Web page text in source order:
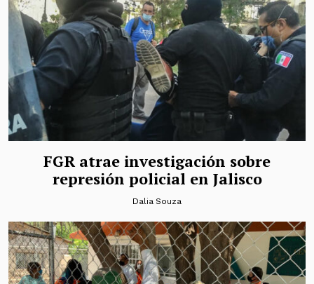
FGR atrae investigación sobre
represión policial en Jalisco
Dalia Souza